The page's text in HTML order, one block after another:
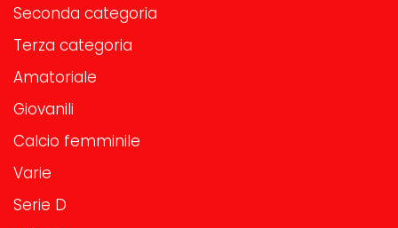
Seconda categoria
Terza categoria
Amatoriale
Giovanili
Calcio femminile
Varie
Serie D